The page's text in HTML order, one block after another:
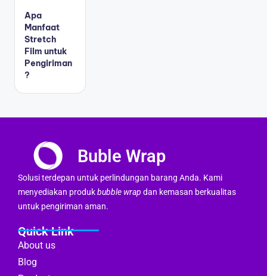
Apa
Manfaat
Stretch
Film untuk
Pengiriman
?
Buble Wrap
Solusi terdepan untuk perlindungan barang Anda. Kami
menyediakan produkbubble wrap dan kemasan berkualitas
untuk pengiriman aman.
Quick Link
About us
Blog